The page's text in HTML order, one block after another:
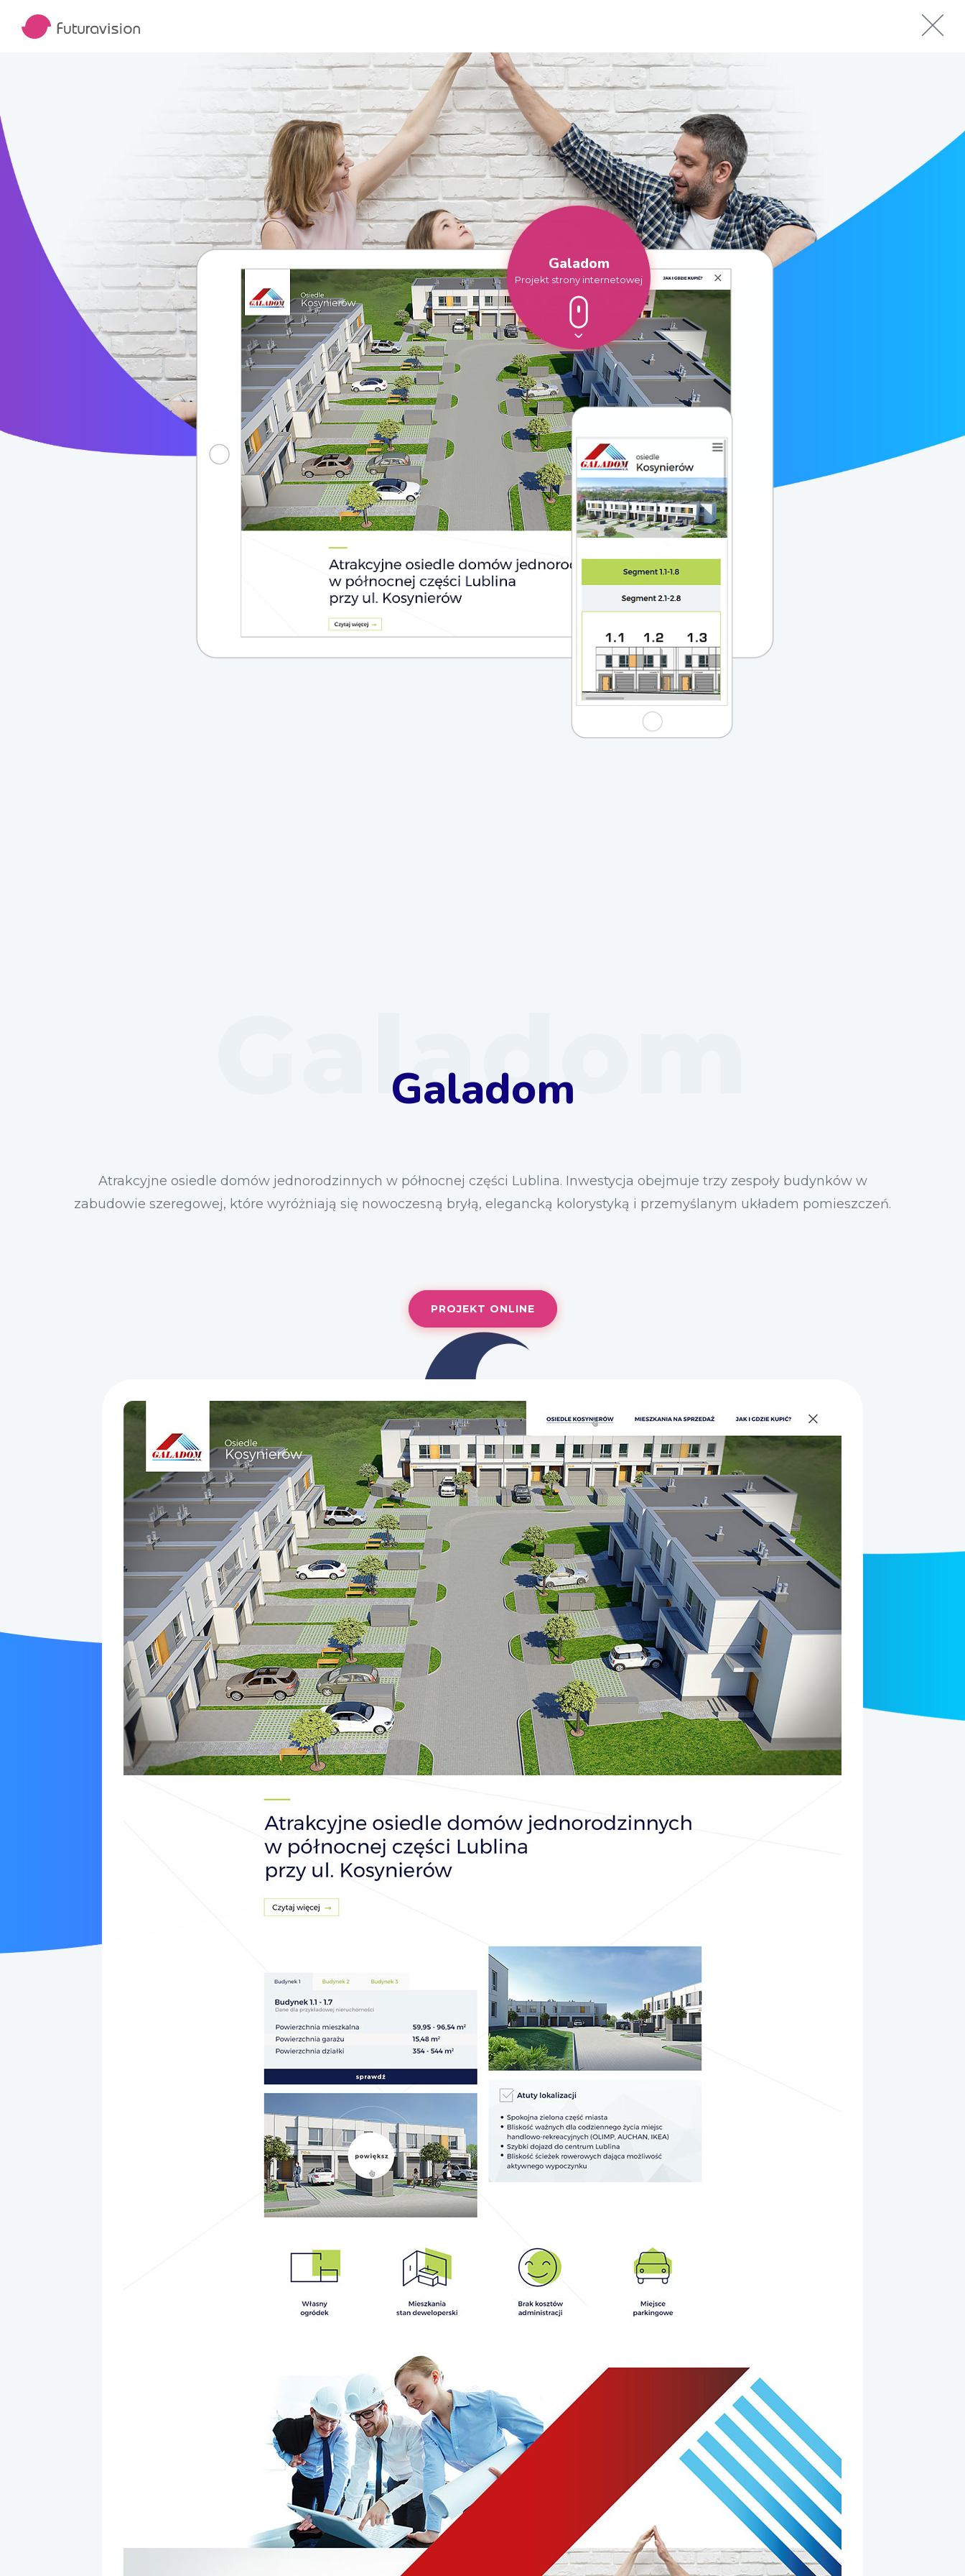
Galadom
Projekt strony internetowej
Galadom
Galadom
Atrakcyjne osiedle domów jednorodzinnych w północnej części Lublina. Inwestycja obejmuje trzy zespoły budynków w
zabudowie szeregowej, które wyróżniają się nowoczesną bryłą, elegancką kolorystyką i przemyślanym układem pomieszczeń.
PROJEKT ONLINE